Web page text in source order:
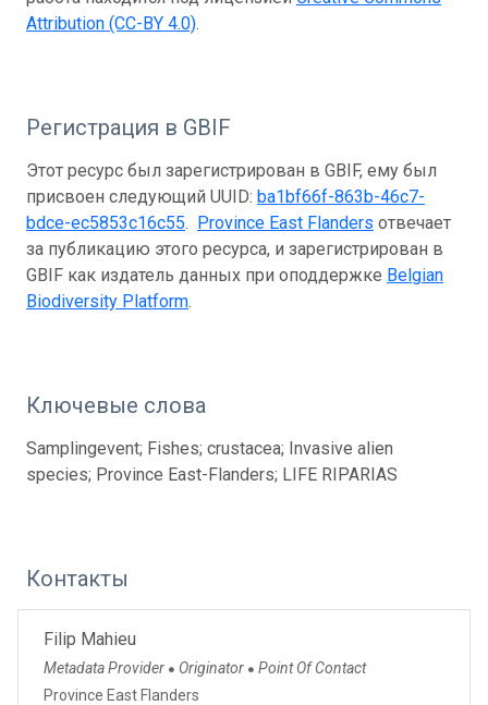
Attribution (CC-BY 4.0).
Регистрация в GBIF
Этот ресурс был зарегистрирован в GBIF, ему был
присвоен следующий UUID: ba1bf66f-863b-46c7-
bdce-ec5853c16c55. Province East Flanders отвечает
за публикацию этого ресурса, и зарегистрирован в
GBIF как издатель данных при оподдержке Belgian
Biodiversity Platform.
Ключевые слова
Samplingevent; Fishes; crustacea; Invasive alien
species; Province East-Flanders; LIFE RIPARIAS
Контакты
Filip Mahieu
Metadata Provider ● Originator ● Point Of Contact
Province East Flanders